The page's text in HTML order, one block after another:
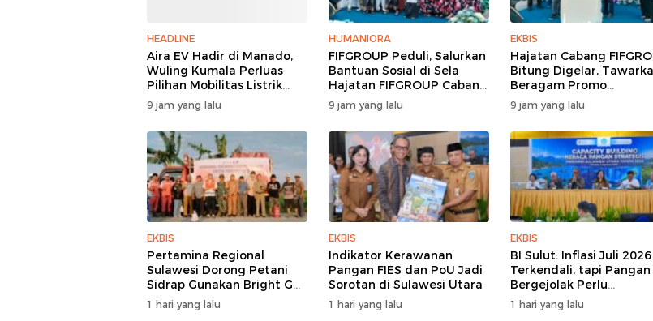
HEADLINE
Aira EV Hadir di Manado,
Wuling Kumala Perluas
Pilihan Mobilitas Listrik
untuk Masyarakat Sulawesi
Utara
9 jam yang lalu
HUMANIORA
FIFGROUP Peduli, Salurkan
Bantuan Sosial di Sela
Hajatan FIFGROUP Cabang
Bitung
9 jam yang lalu
EKBIS
Hajatan Cabang
Bitung Digelar,
Beragam Promo
Pembiayaan untuk
9 jam yang lalu
EKBIS
Pertamina Regional
Sulawesi Dorong Petani
Sidrap Gunakan Bright Gas
untuk Pompa Irigasi
1 hari yang lalu
EKBIS
Indikator Kerawanan
Pangan FIES dan PoU Jadi
Sorotan di Sulawesi Utara
1 hari yang lalu
EKBIS
BI Sulut: Inflasi Juli 2026
Terkendali, tapi Pangan
Bergejolak Perlu
Diwaspadai
1 hari yang lalu